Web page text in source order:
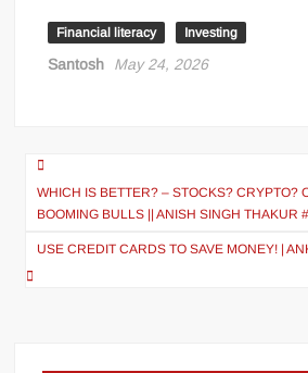
Financial literacy Investing
Santosh May 24, 2026
WHICH IS BETTER? – STOCKS? CRYPTO?
BOOMING BULLS || ANISH SINGH THAKUR
USE CREDIT CARDS TO SAVE MONEY! |